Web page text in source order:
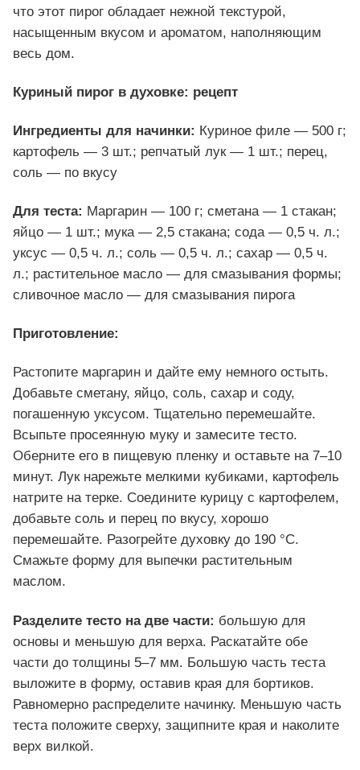
что этот пирог обладает нежной текстурой,
насыщенным вкусом и ароматом, наполняющим
весь дом.
Куриный пирог в духовке: рецепт
Ингредиенты для начинки: Куриное филе — 500 г;
картофель — 3 шт.; репчатый лук — 1 шт.; перец,
соль — по вкусу
Для теста: Маргарин — 100 г; сметана — 1 стакан;
яйцо — 1 шт.; мука — 2,5 стакана; сода — 0,5 ч. л.;
уксус — 0,5 ч. л.; соль — 0,5 ч. л.; сахар — 0,5 ч.
л.; растительное масло — для смазывания формы;
сливочное масло — для смазывания пирога
Приготовление:
Растопите маргарин и дайте ему немного остыть.
Добавьте сметану, яйцо, соль, сахар и соду,
погашенную уксусом. Тщательно перемешайте.
Всыпьте просеянную муку и замесите тесто.
Оберните его в пищевую пленку и оставьте на 7–10
минут. Лук нарежьте мелкими кубиками, картофель
натрите на терке. Соедините курицу с картофелем,
добавьте соль и перец по вкусу, хорошо
перемешайте. Разогрейте духовку до 190 °C.
Смажьте форму для выпечки растительным
маслом.
Разделите тесто на две части: большую для
основы и меньшую для верха. Раскатайте обе
части до толщины 5–7 мм. Большую часть теста
выложите в форму, оставив края для бортиков.
Равномерно распределите начинку. Меньшую часть
теста положите сверху, защипните края и наколите
верх вилкой.